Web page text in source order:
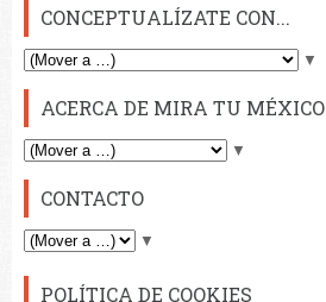
CONCEPTUALÍZATE CON...
▼
ACERCA DE MIRA TU MÉXICO
▼
CONTACTO
▼
POLÍTICA DE COOKIES